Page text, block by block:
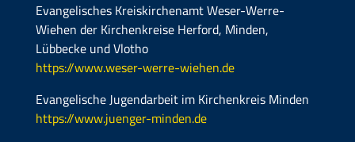
Evangelisches Kreiskirchenamt Weser-Werre-
Wiehen der Kirchenkreise Herford, Minden,
Lübbecke und Vlotho
https://www.weser-werre-wiehen.de
Evangelische Jugendarbeit im Kirchenkreis Minden
https://www.juenger-minden.de